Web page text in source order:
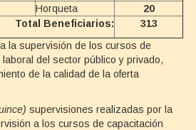
Horqueta
20
Total Beneficiarios:
313
la supervisión de los cursos de
del sector público y privado,
de la calidad de la oferta
supervisiones realizadas por la
a los cursos de capacitación